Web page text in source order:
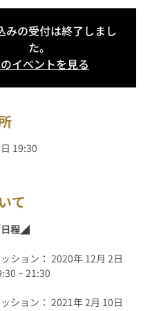
みの受付は終了しまし
た。
イベントを見る
19:30
て
程◢
ション： 2020年 12月 2日
~ 21:30
ション： 2021年 2月 10日